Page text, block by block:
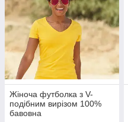
Жіноча футболка з V-
подібним вирізом 100%
бавовна